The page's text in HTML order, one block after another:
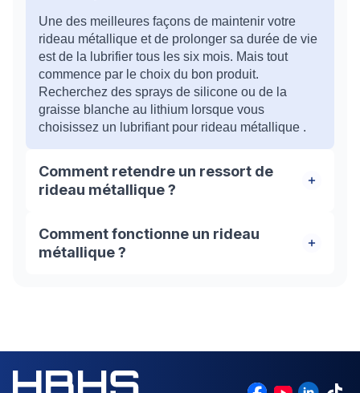
Une des meilleures façons de maintenir votre
rideau métallique et de prolonger sa durée de vie
est de la lubrifier tous les six mois. Mais tout
commence par le choix du bon produit.
Recherchez des sprays de silicone ou de la
graisse blanche au lithium lorsque vous
choisissez un lubrifiant pour rideau métallique .
Comment retendre un ressort de
rideau métallique ?
Pour tendre ou retendre le volet, il faut faire
pivoter l’axe dans le sens de la descente de la
grille. En effectuant ce mouvement, vous allez
Comment fonctionne un rideau
métallique ?